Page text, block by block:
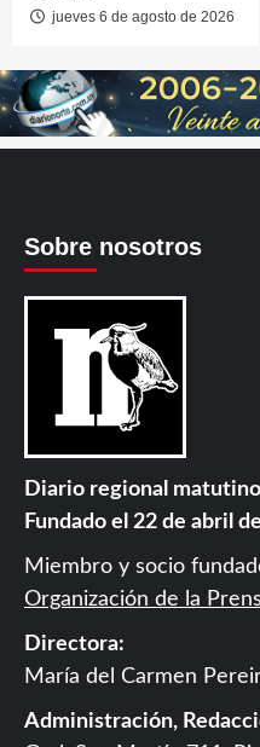
jueves 6 de agosto de 2026
Sobre nosotros
Diario regional
Fundado el 22 de abril
Miembro y socio
Organización de la
Directora:
María del Carmen
Administración,